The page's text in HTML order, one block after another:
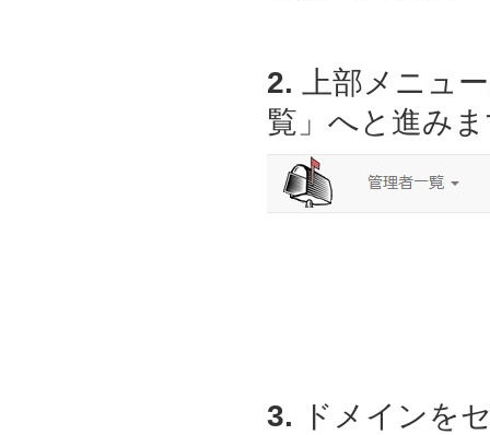
2. 上部メニュ
覧」へと進み
3. ドメインを